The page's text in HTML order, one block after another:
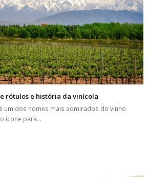
rótulos e história da vinícola
um dos nomes mais admirados do vinho
ícone para…